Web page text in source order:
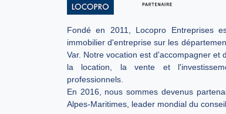
Fondé en 2011, Locopro Entreprises
immobilier d'entreprise sur les
Var. Notre vocation est d'accompagner et
la location, la vente et
professionnels.
En 2016, nous sommes devenus
Alpes-Maritimes, leader mondial du